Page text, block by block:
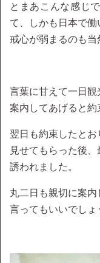
とまあこんな感じ
て、しかも日本で
戒心が弱まるのも当
言葉に甘えて一日
案内してあげると約
翌日も約束したと
見せてもらった後
誘われました。
丸二日も親切に案
言ってもいいでしょ